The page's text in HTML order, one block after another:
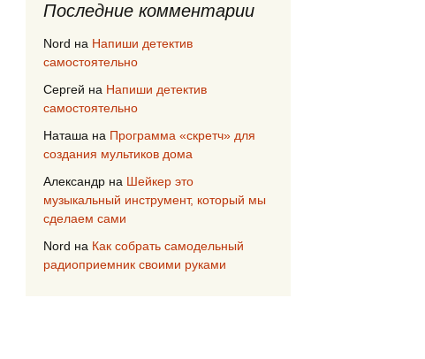
Последние комментарии
Nord на Напиши детектив
самостоятельно
Сергей на Напиши детектив
самостоятельно
Наташа на Программа «скретч» для
создания мультиков дома
Александр на Шейкер это
музыкальный инструмент, который мы
сделаем сами
Nord на Как собрать самодельный
радиоприемник своими руками